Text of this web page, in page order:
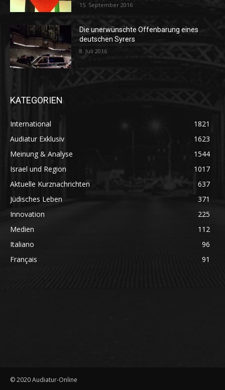
15. September 2016
Die unerwünschte Offenbarung eines
deutschen Syrers
8. Juli 2016
KATEGORIEN
International
1821
Audiatur Exklusiv
1623
Meinung & Analyse
1544
Israel und Region
1017
Aktuelle Kurznachrichten
637
Jüdisches Leben
371
Innovation
225
Medien
112
Italiano
96
Français
91
© 2020 Audiatur-Online